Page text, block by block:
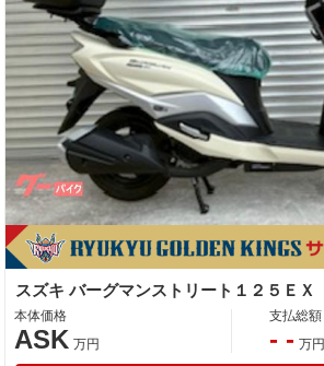
スズキ バーグマンストリート１２５ＥＸ
本体価格
ASK 万円
支払総額
- - 万円